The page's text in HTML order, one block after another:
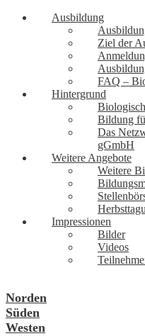
Ausbildung
Ziel der
FAQ –
Hintergrund
Bildung
Das
gGmbH
Weitere Angebote
Weitere
Impressionen
Bilder
Videos
Norden
Süden
Westen